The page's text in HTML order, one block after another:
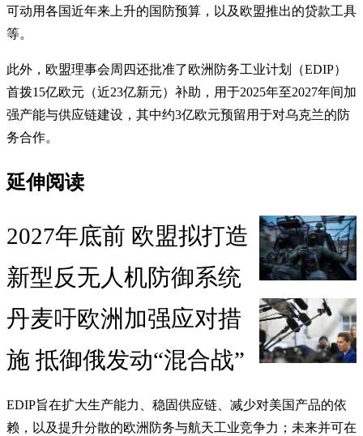
可动用各国近年来上升的国防预算，以及欧盟推出的贷款工具
等。
此外，欧盟理事会周四还批准了欧洲防务工业计划（EDIP）
首拨15亿欧元（近23亿新元）补助，用于2025年至2027年间加
强产能与供应链建设，其中约3亿欧元预留用于对乌克兰的防
务合作。
延伸阅读
2027年底前 欧盟拟打造
新型反无人机防御系统
丹麦吁欧洲加强应对措
施 抵御俄发动“混合战”
EDIP旨在扩大生产能力、稳固供应链、减少对美国产品的依
赖，以及提升分散的欧洲防务与航天工业竞争力；未来并可在